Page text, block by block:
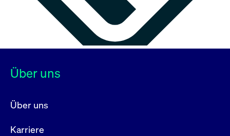
Über uns
Über uns
Karriere